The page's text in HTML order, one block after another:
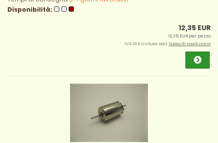
Disponibilità:
12,35 EUR
12,35 EUR per pezzo
IVA 19 % inclusa. escl.Spese di spedizione